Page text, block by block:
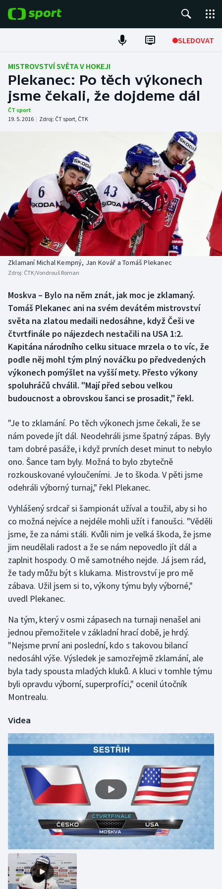
SLEDOVAT
Fotbal
Hokej
Tenis
DALŠÍ SPORTY
Americký fotbal
Baseball a softbal
Basketbal
Biatlon
Boby a skeleton
Box
Curling
Dostihy
Florbal
Futsal
Golf
Gymnastika
Házená
Jezdectví
Judo
Krasobruslení
Lezení
Moderní pětiboj
Motorsport
Olympijské hry
Plážový volejbal
Ragby
Rychlobruslení
Rychlostní kanoistika
Short track
Sportovní střelba
NEPŘEHLÉDNĚTE
Soutěže
Historické návraty
Aplikace ČT sport
AZ kvíz
MISTROVSTVÍ SVĚTA V HOKEJI
Plekanec: Po těch výkonech
jsme čekali, že dojdeme dál
ČT sport
19. 5. 2016 | Zdroj: ČT sport, ČTK
Zklamaní Michal Kempný, Jan Kovář a Tomáš Plekanec
Zdroj: ČTK/Vondrouš Roman
Moskva – Bylo na něm znát, jak moc je zklamaný.
Tomáš Plekanec ani na svém devátém mistrovství
světa na zlatou medaili nedosáhne, když Češi ve
čtvrtfinále po nájezdech nestačili na USA 1:2.
Kapitána národního celku situace mrzela o to víc, že
podle něj mohl tým plný nováčku po předvedených
výkonech pomýšlet na vyšší mety. Přesto výkony
spoluhráčů chválil. "Mají před sebou velkou
budoucnost a obrovskou šanci se prosadit," řekl.
"Je to zklamání. Po těch výkonech jsme čekali, že se
nám povede jít dál. Neodehráli jsme špatný zápas. Byly
tam dobré pasáže, i když prvních deset minut to nebylo
ono. Šance tam byly. Možná to bylo zbytečně
rozkouskované vyloučeními. Je to škoda. V pěti jsme
odehráli výborný turnaj," řekl Plekanec.
Vyhlášený srdcař si šampionát užíval a toužil, aby si ho
co možná nejvíce a nejdéle mohli užít i fanoušci. "Věděli
jsme, že za námi stáli. Kvůli nim je velká škoda, že jsme
jim neudělali radost a že se nám nepovedlo jít dál a
zaplnit hospody. O mě samotného nejde. Já jsem rád,
že tady můžu být s klukama. Mistrovství je pro mě
zábava. Užil jsem si to, výkony týmu byly výborné,"
uvedl Plekanec.
Na tým, který v osmi zápasech na turnaji nenašel ani
jednou přemožitele v základní hrací době, je hrdý.
"Nejsme první ani poslední, kdo s takovou bilancí
nedosáhl výše. Výsledek je samozřejmě zklamání, ale
byla tady spousta mladých kluků. A kluci v tomhle týmu
byli opravdu výborní, superprofíci," ocenil útočník
Montrealu.
Videa